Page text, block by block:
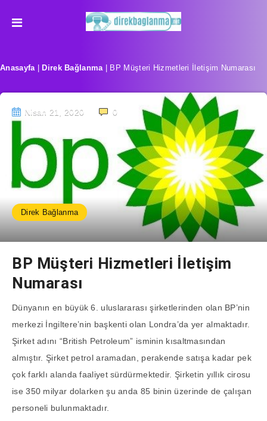
Anasayfa| Direk Bağlanma| BP Müşteri Hizmetleri İletişim Numarası
Nisan 21, 2020 0
Direk Bağlanma
BP Müşteri Hizmetleri İletişim
Numarası
Dünyanın en büyük 6. uluslararası şirketlerinden olan BP’nin
merkezi İngiltere’nin başkenti olan Londra’da yer almaktadır.
Şirket adını “British Petroleum” isminin kısaltmasından
almıştır. Şirket petrol aramadan, perakende satışa kadar pek
çok farklı alanda faaliyet sürdürmektedir. Şirketin yıllık cirosu
ise 350 milyar dolarken şu anda 85 binin üzerinde de çalışan
personeli bulunmaktadır.